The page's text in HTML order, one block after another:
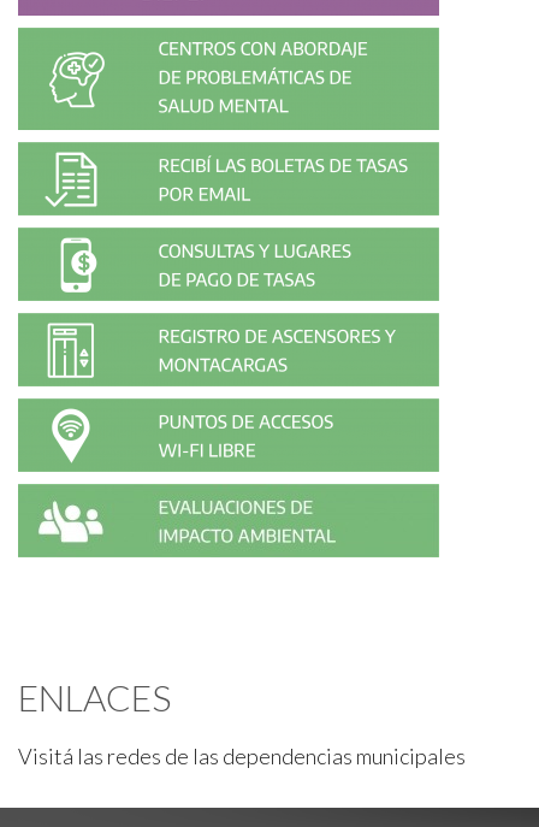
ENLACES
Visitá las redes de las dependencias municipales